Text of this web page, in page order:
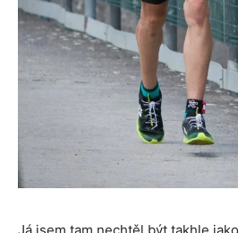
Já jsem tam nechtěl být takhle